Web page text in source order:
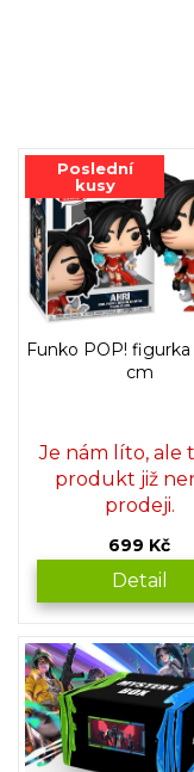
Poslední
kusy
Funko POP! figurka
cm
Je nám líto, ale
produkt již
prodeji.
699 Kč
Detail